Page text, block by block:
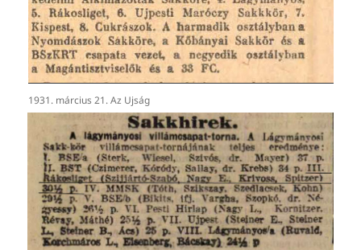
1931. március 21. Az Ujság